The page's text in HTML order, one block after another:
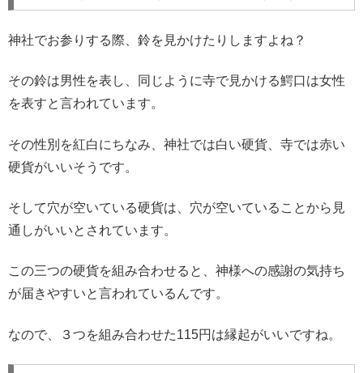
神社でお参りする際、鈴を見かけたりしますよね？
その鈴は男性を表し、同じように寺で見かける鰐口は女性
を表すと言われています。
その性別を紅白にちなみ、神社では白い硬貨、寺では赤い
硬貨がいいそうです。
そして穴が空いている硬貨は、穴が空いていることから見
通しがいいとされています。
この三つの硬貨を組み合わせると、神様への感謝の気持ち
が届きやすいと言われているんです。
なので、３つを組み合わせた115円は縁起がいいですね。